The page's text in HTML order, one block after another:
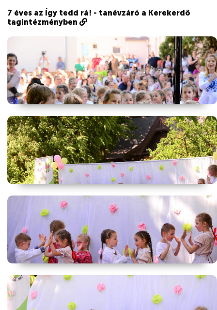
7 éves az Így tedd rá! - tanévzáró a Kerekerdő
tagintézményben